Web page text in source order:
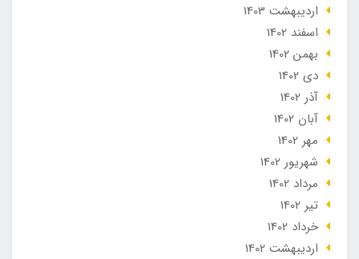
ارديبهشت 1403
اسفند 1402
بهمن 1402
دی 1402
آذر 1402
آبان 1402
مهر 1402
شهریور 1402
مرداد 1402
تير 1402
خرداد 1402
ارديبهشت 1402